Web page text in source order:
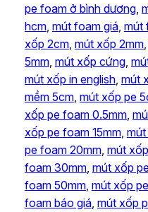
pe foam ở bình dương,
hcm, mút foam giá, mút
xốp 2cm, mút xốp 2mm,
5mm, mút xốp cứng,
mút xốp in english, mút
mềm 5cm, mút xốp pe
xốp pe foam 0.5mm,
xốp pe foam 15mm,
pe foam 20mm, mút
foam 30mm, mút xốp
foam 50mm, mút xốp
foam báo giá, mút xốp